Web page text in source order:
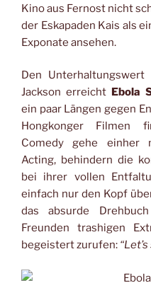
Kino aus Fernost nicht
der Eskapaden Kais als
Exponate ansehen.
Den
Jackson erreicht Ebola
ein paar Längen gegen
Hongkonger Filmen
Comedy gehe einher
Acting, behindern die
bei ihrer vollen
einfach nur den Kopf
das absurde
Freunden trashigen
begeistert zurufen: